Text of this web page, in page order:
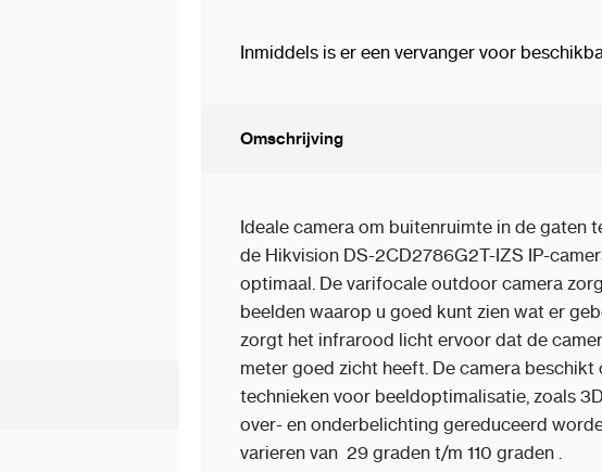
Inmiddels is er een vervanger voor
Omschrijving
Ideale camera om buitenruimte in de gaten
de Hikvision DS-2CD2786G2T-IZS IP-
optimaal. De varifocale outdoor camera
beelden waarop u goed kunt zien wat er
zorgt het infrarood licht ervoor dat de
meter goed zicht heeft. De camera beschikt
technieken voor beeldoptimalisatie, zoals
over- en onderbelichting gereduceerd
varieren van 29 graden t/m 110 graden .